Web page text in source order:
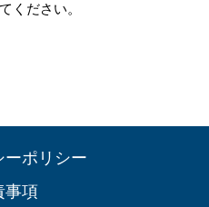
ください。
ーポリシー
事項